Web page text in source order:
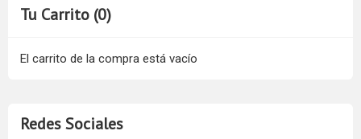
Tu Carrito (0)
El carrito de la compra está vacío
Redes Sociales